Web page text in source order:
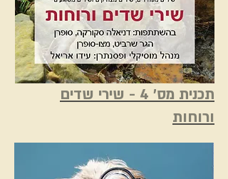
תכנית מס' 4 - שירי שדים
ורוחות